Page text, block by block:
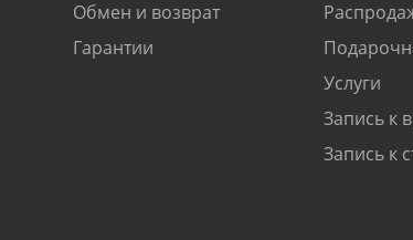
Обмен и возврат
Гарантии
Услуги
Запись к
Запись к